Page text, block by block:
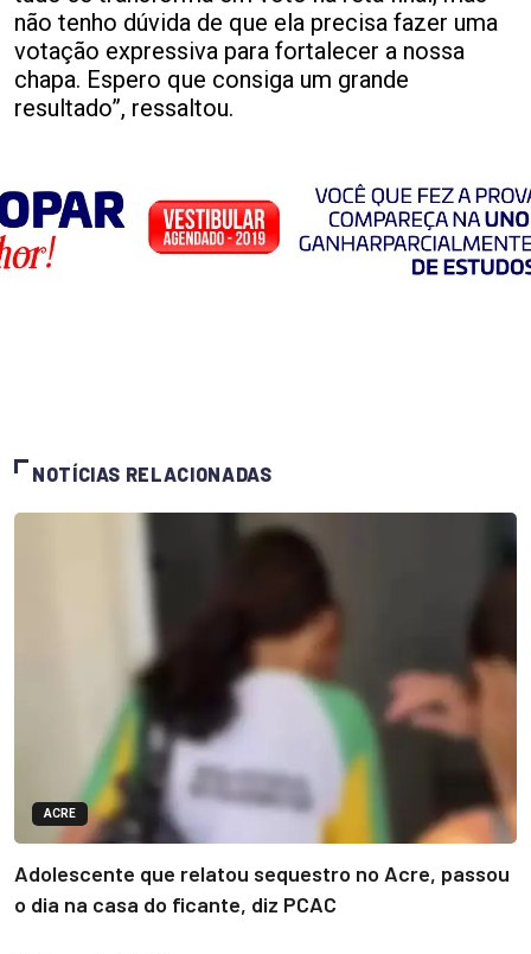
não tenho dúvida de que ela precisa fazer uma
votação expressiva para fortalecer a nossa
chapa. Espero que consiga um grande
resultado”, ressaltou.
NOTÍCIAS RELACIONADAS
ACRE
Adolescente que relatou sequestro no Acre, passou
o dia na casa do ficante, diz PCAC